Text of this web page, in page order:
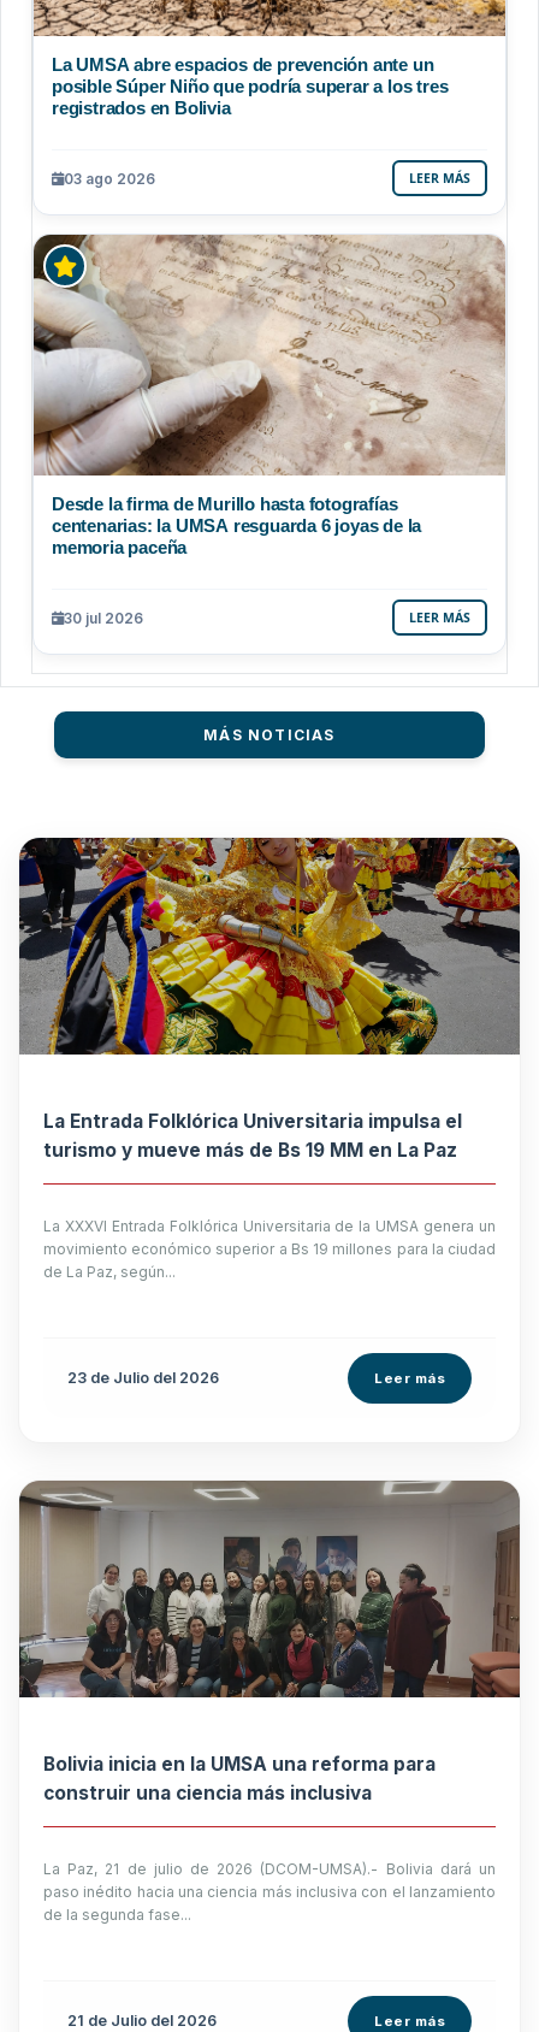
La UMSA abre espacios de prevención ante un
posible Súper Niño que podría superar a los tres
registrados en Bolivia
03 ago 2026 LEER MÁS
Desde la firma de Murillo hasta fotografías
centenarias: la UMSA resguarda 6 joyas de la
memoria paceña
30 jul 2026 LEER MÁS
MÁS NOTICIAS
La Entrada Folklórica Universitaria impulsa el
turismo y mueve más de Bs 19 MM en La Paz
La XXXVI Entrada Folklórica Universitaria de la UMSA genera un
movimiento económico superior a Bs 19 millones para la ciudad
de La Paz, según...
23 de Julio del 2026 Leer más
Bolivia inicia en la UMSA una reforma para
construir una ciencia más inclusiva
La Paz, 21 de julio de 2026 (DCOM-UMSA).- Bolivia dará un
paso inédito hacia una ciencia más inclusiva con el lanzamiento
de la segunda fase...
21 de Julio del 2026 Leer más